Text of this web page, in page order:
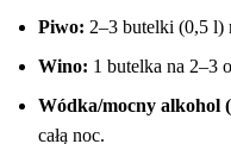
Piwo: 2–3 butelki (0,5 l)
Wino: 1 butelka na 2–3
Wódka/mocny alkohol
całą noc.